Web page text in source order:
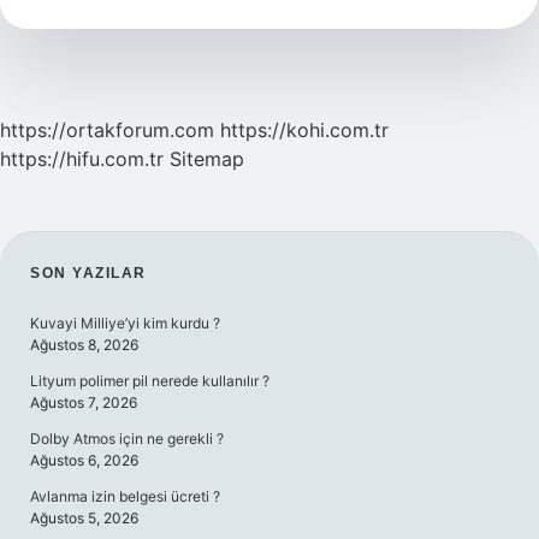
https://ortakforum.com https://kohi.com.tr
https://hifu.com.tr Sitemap
SIDEBAR
SON YAZILAR
Kuvayi Milliye’yi kim kurdu ?
Ağustos 8, 2026
Lityum polimer pil nerede kullanılır ?
Ağustos 7, 2026
Dolby Atmos için ne gerekli ?
Ağustos 6, 2026
Avlanma izin belgesi ücreti ?
Ağustos 5, 2026